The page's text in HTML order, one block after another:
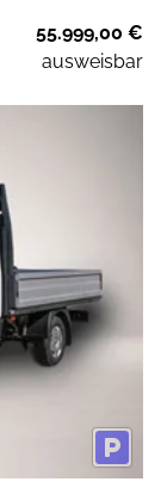
55.999,00 €
ausweisbar